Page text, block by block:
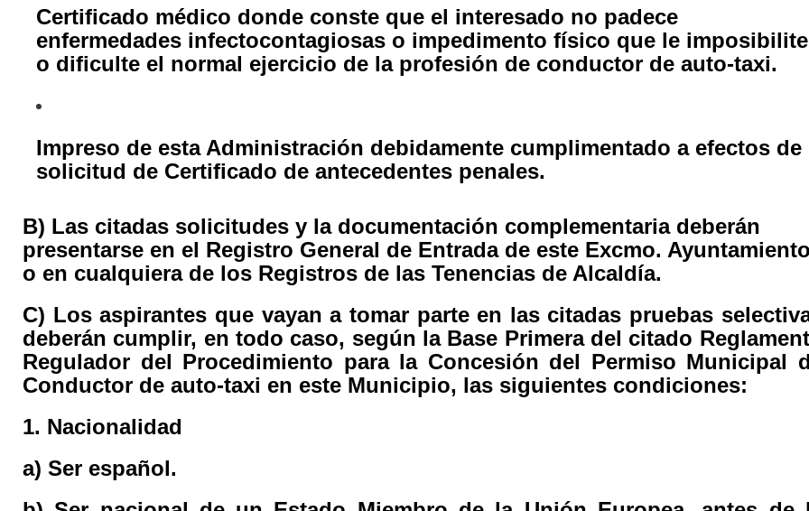
Certificado médico donde conste que el interesado no padece
enfermedades infectocontagiosas o impedimento físico que le imposibilite
o dificulte el normal ejercicio de la profesión de conductor de auto-taxi.
Impreso de esta Administración debidamente cumplimentado a efectos de
solicitud de Certificado de antecedentes penales.
B) Las citadas solicitudes y la documentación complementaria deberán
presentarse en el Registro General de Entrada de este Excmo. Ayuntamiento
o en cualquiera de los Registros de las Tenencias de Alcaldía.
C) Los aspirantes que vayan a tomar parte en las citadas pruebas
deberán cumplir, en todo caso, según la Base Primera del citado
Regulador del Procedimiento para la Concesión del Permiso Municipal
Conductor de auto-taxi en este Municipio, las siguientes condiciones:
1. Nacionalidad
a) Ser español.